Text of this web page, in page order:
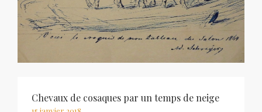
Chevaux de cosaques par un temps de neige